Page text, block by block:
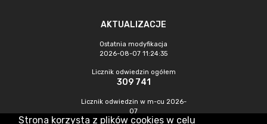
AKTUALIZACJE
Ostatnia modyfikacja
2026-08-07 11:24:35
Licznik odwiedzin ogółem
309 741
Licznik odwiedzin w m-cu 2026-
07
439
Strona korzysta z plików cookies w celu